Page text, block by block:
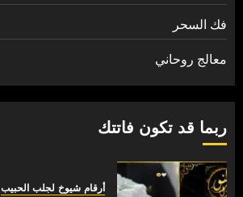
فك السحر
معالج روحاني
ربما قد تكون فاتتك
أرقام شيوخ لجلب الحبيب